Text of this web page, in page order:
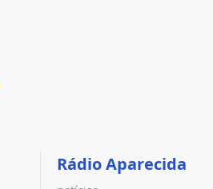
Rádio Aparecida